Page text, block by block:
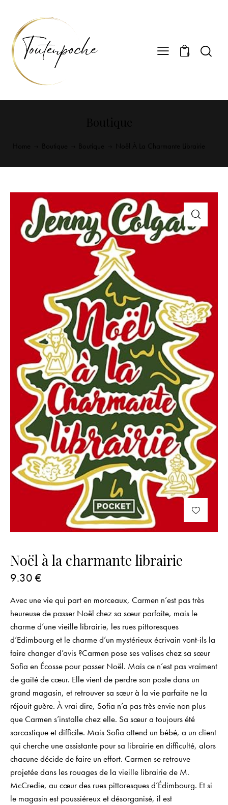
0
Noël à la charmante librairie
9.30 €
Avec une vie qui part en morceaux, Carmen n’est pas très
heureuse de passer Noël chez sa sœur parfaite, mais le
charme d’une vieille librairie, les rues pittoresques
d’Edimbourg et le charme d’un mystérieux écrivain vont-ils la
faire changer d’avis ?Carmen pose ses valises chez sa sœur
Sofia en Écosse pour passer Noël. Mais ce n’est pas vraiment
de gaité de cœur. Elle vient de perdre son poste dans un
grand magasin, et retrouver sa sœur à la vie parfaite ne la
réjouit guère. À vrai dire, Sofia n’a pas très envie non plus
que Carmen s’installe chez elle. Sa sœur a toujours été
sarcastique et difficile. Mais Sofia attend un bébé, a un client
qui cherche une assistante pour sa librairie en difficulté, alors
chacune décide de faire un effort. Carmen se retrouve
projetée dans les rouages de la vieille librairie de M.
McCredie, au cœur des rues pittoresques d’Édimbourg. Et si
le magasin est poussiéreux et désorganisé, il est